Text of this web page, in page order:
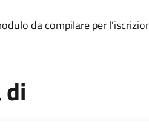
da compilare per
di